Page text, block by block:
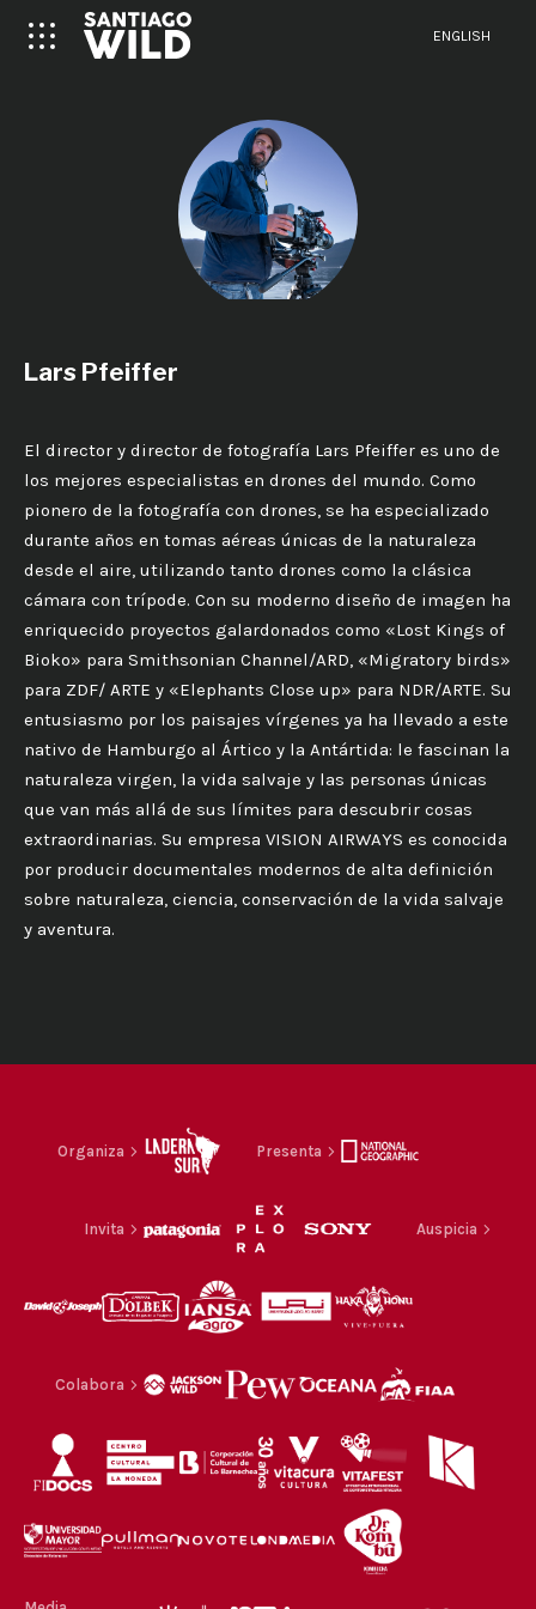
ENGLISH
Lars Pfeiffer
El director y director de fotografía Lars Pfeiffer es uno de
los mejores especialistas en drones del mundo. Como
pionero de la fotografía con drones, se ha especializado
durante años en tomas aéreas únicas de la naturaleza
desde el aire, utilizando tanto drones como la clásica
cámara con trípode. Con su moderno diseño de imagen ha
enriquecido proyectos galardonados como «Lost Kings of
Bioko» para Smithsonian Channel/ARD, «Migratory birds»
para ZDF/ ARTE y «Elephants Close up» para NDR/ARTE. Su
entusiasmo por los paisajes vírgenes ya ha llevado a este
nativo de Hamburgo al Ártico y la Antártida: le fascinan la
naturaleza virgen, la vida salvaje y las personas únicas
que van más allá de sus límites para descubrir cosas
extraordinarias. Su empresa VISION AIRWAYS es conocida
por producir documentales modernos de alta definición
sobre naturaleza, ciencia, conservación de la vida salvaje
y aventura.
Organiza Presenta
Invita Auspicia
Colabora